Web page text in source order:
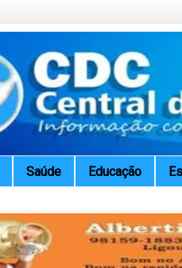
Saúde Educação